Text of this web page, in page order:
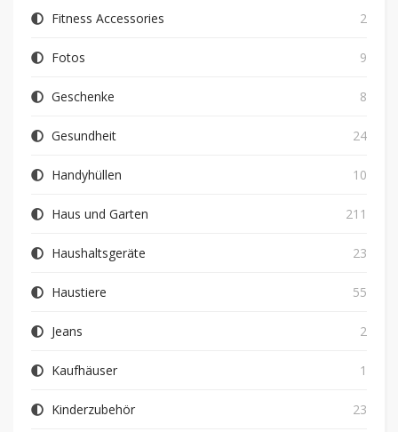
Fitness Accessories 2
Fotos 9
Geschenke 8
Gesundheit 24
Handyhüllen 10
Haus und Garten 211
Haushaltsgeräte 23
Haustiere 55
Jeans 2
Kaufhäuser 1
Kinderzubehör 23